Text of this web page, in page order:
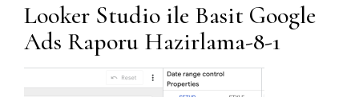
Looker Studio ile Basit Google
Ads Raporu Hazirlama-8-1